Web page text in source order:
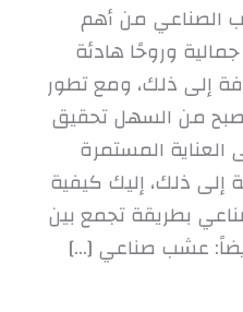
الصناعي من أهم
وروحًا هادئة
إلى ذلك، ومع تطور
من السهل تحقيق
العناية المستمرة
إلى ذلك، إليك كيفية
بطريقة تجمع بين
أيضاً: عشب صناعي […]